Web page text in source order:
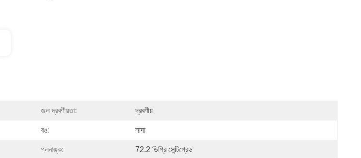
জল দ্রবণীয়তা: দ্রবণীয়
রঙ: সাদা
গলনাঙ্ক: 72.2 ডিগ্রি সেন্টিগ্রেড